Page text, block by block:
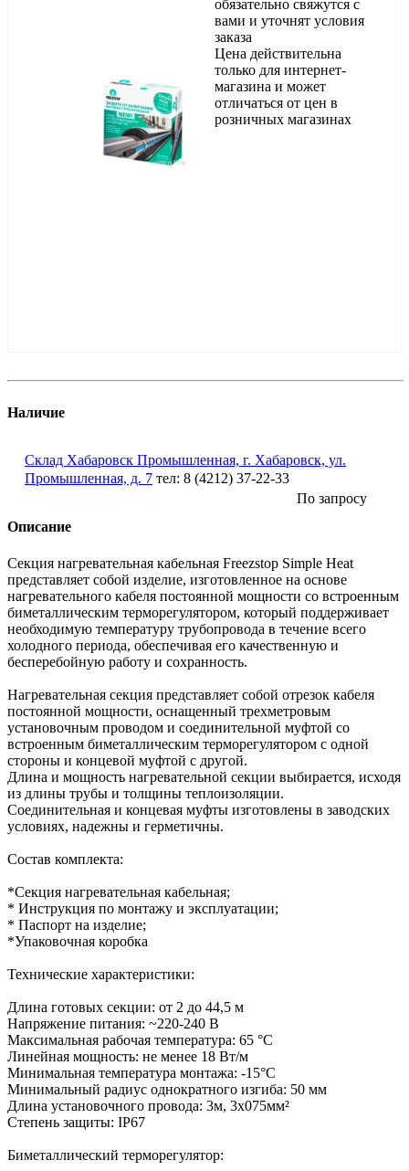
обязательно свяжутся с
вами и уточнят условия
заказа
Цена действительна
только для интернет-
магазина и может
отличаться от цен в
розничных магазинах
Наличие
Склад Хабаровск Промышленная, г. Хабаровск, ул.
Промышленная, д. 7 тел: 8 (4212) 37-22-33
По запросу
Описание
Секция нагревательная кабельная Freezstop Simple Heat
представляет собой изделие, изготовленное на основе
нагревательного кабеля постоянной мощности со встроенным
биметаллическим терморегулятором, который поддерживает
необходимую температуру трубопровода в течение всего
холодного периода, обеспечивая его качественную и
бесперебойную работу и сохранность.
Нагревательная секция представляет собой отрезок кабеля
постоянной мощности, оснащенный трехметровым
установочным проводом и соединительной муфтой со
встроенным биметаллическим терморегулятором с одной
стороны и концевой муфтой с другой.
Длина и мощность нагревательной секции выбирается, исходя
из длины трубы и толщины теплоизоляции.
Соединительная и концевая муфты изготовлены в заводских
условиях, надежны и герметичны.
Состав комплекта:
*Секция нагревательная кабельная;
* Инструкция по монтажу и эксплуатации;
* Паспорт на изделие;
*Упаковочная коробка
Технические характеристики:
Длина готовых секции: от 2 до 44,5 м
Напряжение питания: ~220-240 В
Максимальная рабочая температура: 65 °С
Линейная мощность: не менее 18 Вт/м
Минимальная температура монтажа: -15°С
Минимальный радиус однократного изгиба: 50 мм
Длина установочного провода: 3м, 3х075мм²
Степень защиты: IP67
Биметаллический терморегулятор: